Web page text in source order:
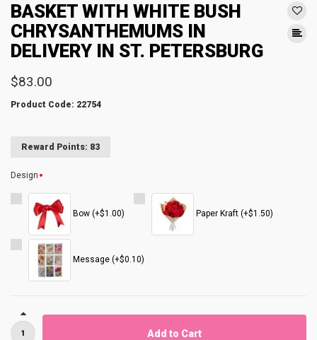
BASKET WITH WHITE BUSH
CHRYSANTHEMUMS IN
DELIVERY IN ST. PETERSBURG
$83.00
Product Code: 22754
Reward Points: 83
Design
Bow (+$1.00) Paper Kraft (+$1.50)
Message (+$0.10)
Add to Cart